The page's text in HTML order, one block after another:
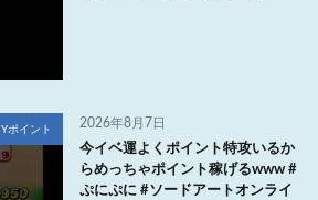
Yポイント 2026年8月7日
今イベ運よくポイント特攻いるか
らめっちゃポイント稼げるwww #
ぷにぷに #ソードアートオンライ